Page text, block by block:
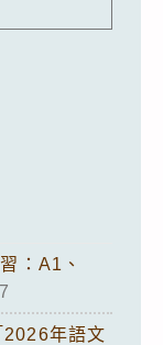
：A1、
2026年語文